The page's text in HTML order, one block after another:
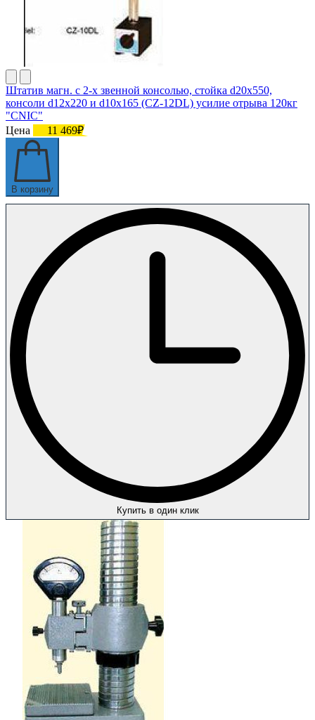
Штатив магн. с 2-х звенной консолью, стойка d20x550,
консоли d12x220 и d10x165 (CZ-12DL) усилие отрыва 120кг
"CNIC"
Цена
11 469₽
В корзину
Купить в один клик